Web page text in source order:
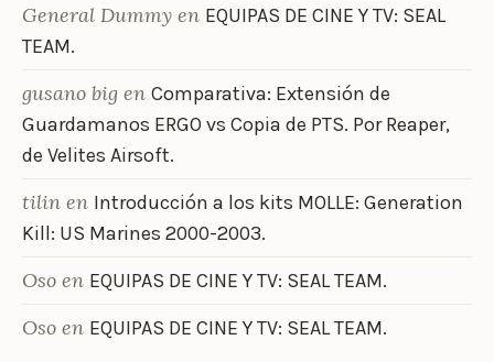
General Dummy en EQUIPAS DE CINE Y TV: SEAL
TEAM.
gusano big en Comparativa: Extensión de
Guardamanos ERGO vs Copia de PTS. Por Reaper,
de Velites Airsoft.
tilin en Introducción a los kits MOLLE: Generation
Kill: US Marines 2000-2003.
Oso en EQUIPAS DE CINE Y TV: SEAL TEAM.
Oso en EQUIPAS DE CINE Y TV: SEAL TEAM.